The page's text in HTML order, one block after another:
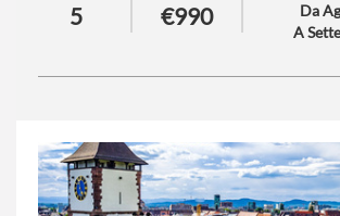
Danubio, dove si alternano case a graticcio,
maestosi e giardini multicolore che
sospesi nel tempo raccontano storie
Trattamento: Pensione completa con
Numero partecipanti: minimo 25 - massimo
5 €990
Da
A